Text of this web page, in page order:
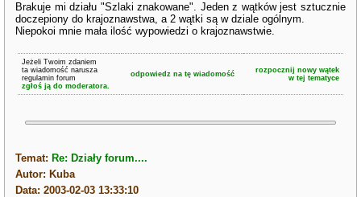
Brakuje mi działu "Szlaki znakowane". Jeden z wątków jest sztucznie
doczepiony do krajoznawstwa, a 2 wątki są w dziale ogólnym.
Niepokoi mnie mała ilość wypowiedzi o krajoznawstwie.
Jeżeli Twoim zdaniem
ta wiadomość narusza
regulamin forum
zgłoś ją do moderatora.
odpowiedz na tę wiadomość
rozpocznij nowy wątek
w tej tematyce
Temat: Re: Działy forum....
Autor: Kuba
Data: 2003-02-03 13:33:10